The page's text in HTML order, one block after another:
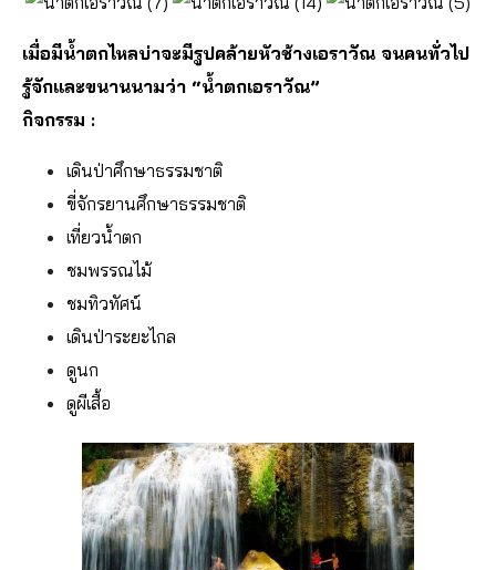
เมื่อมีน้ำตกไหลบ่าจะมีรูปคล้ายหัวช้างเอราวัณ จนคนทั่วไป
รู้จักและขนานนามว่า “น้ำตกเอราวัณ”
กิจกรรม :
เดินป่าศึกษาธรรมชาติ
ขี่จักรยานศึกษาธรรมชาติ
เที่ยวน้ำตก
ชมพรรณไม้
ชมทิวทัศน์
เดินป่าระยะไกล
ดูนก
ดูผีเสื้อ